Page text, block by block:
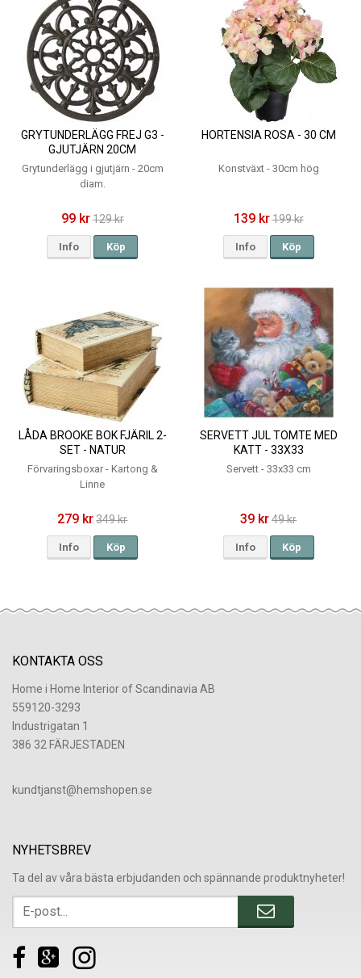
GRYTUNDERLÄGG FREJ G3 -
GJUTJÄRN 20CM
Grytunderlägg i gjutjärn - 20cm
diam.
99 kr129 kr
Info Köp
HORTENSIA ROSA - 30 CM
Konstväxt - 30cm hög
139 kr199 kr
Info Köp
LÅDA BROOKE BOK FJÄRIL 2-
SET - NATUR
Förvaringsboxar - Kartong &
Linne
279 kr 349 kr
Info Köp
SERVETT JUL TOMTE MED
KATT - 33X33
Servett - 33x33 cm
39 kr49 kr
Info Köp
KONTAKTA OSS
Home i Home Interior of Scandinavia AB
559120-3293
Industrigatan 1
386 32 FÄRJESTADEN
​kundtjanst@hemshopen.se
NYHETSBREV
Ta del av våra bästa erbjudanden och spännande produktnyheter!